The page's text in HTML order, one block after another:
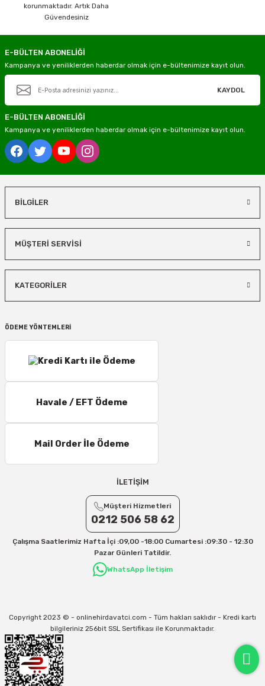
korunmaktadır. Artık Daha
Güvendesiniz
E-BÜLTEN ABONELİĞİ
Kampanya ve yeniliklerden haberdar olmak için e-bültenimize kayıt olun.
KAYDOL
E-BÜLTEN ABONELİĞİ
Kampanya ve yeniliklerden haberdar olmak için e-bültenimize kayıt olun.
BİLGİLER
MÜŞTERİ SERVİSİ
KATEGORİLER
ÖDEME YÖNTEMLERİ
Havale / EFT Ödeme
Mail Order İle Ödeme
İLETİŞİM
Müşteri Hizmetleri
0212 506 58 62
Çalışma Saatlerimiz Hafta İçi :09,00 -18:00 Cumartesi :09:30 - 12:30
Pazar Günleri Tatildir.
WhatsApp İletişim
Copyright 2023 © - onlinehirdavatci.com - Tüm hakları saklıdır - Kredi kartı
bilgileriniz 256bit SSL Sertifikası ile Korunmaktadır.